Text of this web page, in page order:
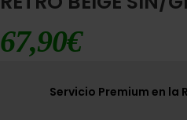
67,90€
Servicio Premium en la